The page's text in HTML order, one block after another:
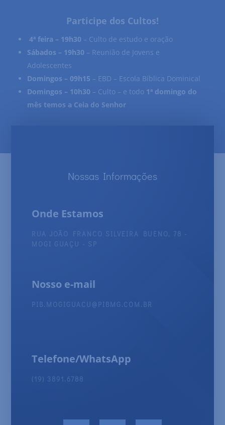
Participe dos Cultos!
4ª feira – 19h30 – Culto de estudo e oração
Sábados – 19h30 – Reunião de Jovens e
Adolescentes
Domingos – 09h15 – EBD – Escola Bíblica Dominical
Domingos – 10h30 – Culto – e todo 1ª domingo do
mês temos a Ceia do Senhor
Nossas Informações
Onde Estamos
RUA JOÃO FRANCO SILVEIRA BUENO, 78 -
MOGI GUAÇU - SP
Nosso e-mail
PIB.MOGIGUACU@PIBMG.COM.BR
Telefone/WhatsApp
(19) 3891.6788